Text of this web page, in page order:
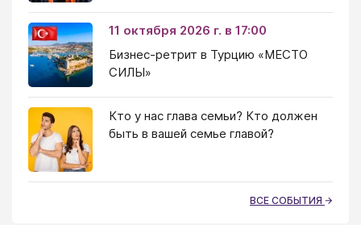
11 октября 2026 г. в 17:00
Бизнес-ретрит в Турцию «МЕСТО
СИЛЫ»
Кто у нас глава семьи? Кто должен
быть в вашей семье главой?
ВСЕ СОБЫТИЯ